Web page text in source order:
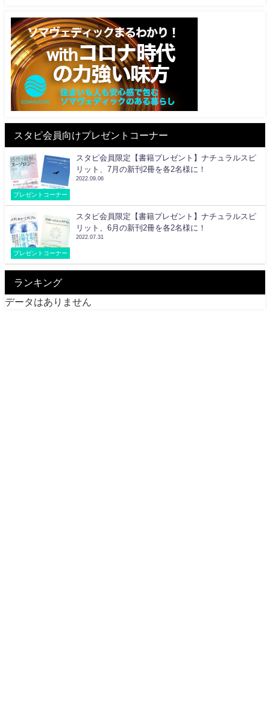
スタピ会員向けプレゼントコーナー
プレゼントコーナー
スタピ会員限定【書籍プレゼント】ナチュラルスピ
リット、7月の新刊2冊を各2名様に！
2022.09.06
プレゼントコーナー
スタピ会員限定【書籍プレゼント】ナチュラルスピ
リット、6月の新刊2冊を各2名様に！
2022.07.31
ランキング
データはありません